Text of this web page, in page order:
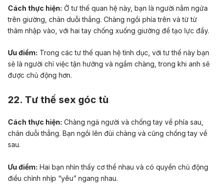
Cách thực hiện: Ở tư thế quan hệ này, bạn là người nằm ngửa
trên giường, chân duỗi thẳng. Chàng ngồi phía trên và từ từ
thâm nhập vào, với hai tay chống xuống giường để tạo lực đẩy.
Ưu điểm: Trong các tư thế quan hệ tình dục, với tư thế này bạn
sẽ là người chỉ việc tận hưởng và ngắm chàng, trong khi anh sẽ
được chủ động hơn.
22. Tư thế sex góc tù
Cách thực hiện: Chàng ngả người và chống tay về phía sau,
chân duỗi thẳng. Bạn ngồi lên đùi chàng và cũng chống tay về
sau.
Ưu điểm: Hai bạn nhìn thấy cơ thể nhau và có quyền chủ động
điều chỉnh nhịp “yêu” ngang nhau.